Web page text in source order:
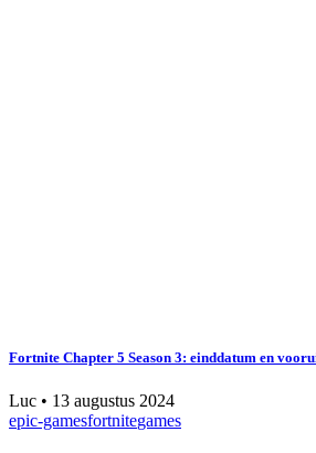
Fortnite Chapter 5 Season 3: einddatum en
Luc • 13 augustus 2024
epic-gamesfortnitegames